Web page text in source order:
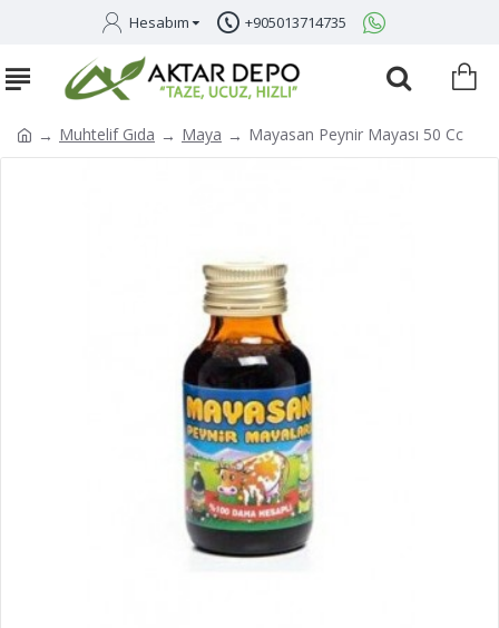
Hesabım +905013714735
Muhtelif Gıda Maya Mayasan Peynir Mayası 50 Cc